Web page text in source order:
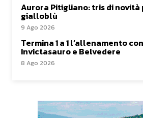
Aurora Pitigliano: tris di
gialloblù
9 Ago 2026
Termina 1 a 1 l’allenamento
Invictasauro e Belvedere
8 Ago 2026